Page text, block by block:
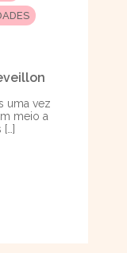
uma vez
meio a